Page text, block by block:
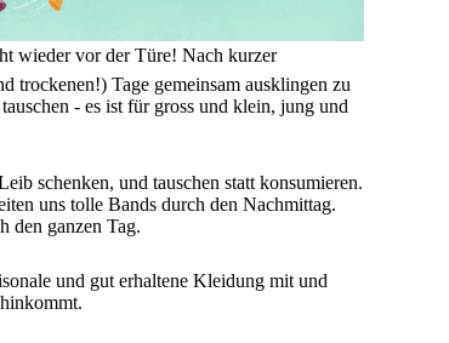
wieder vor der Türe! Nach kurzer
trockenen!) Tage gemeinsam ausklingen zu
- es ist für gross und klein, jung und
schenken, und tauschen statt konsumieren.
uns tolle Bands durch den Nachmittag.
den ganzen Tag.
und gut erhaltene Kleidung mit und